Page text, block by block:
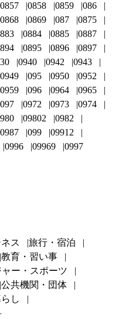
0857 0858 0859
086
0868 0869 087
0875
0884 0885
0887
0895 0896
0897
0940 0942
0943
0949 095 0950
0952
0959 096 0964
0965
097 0972 0973
0974
09802
0982
0987 099
09912
0996 09969 0997
ス
旅行・宿泊
教育・習い事
ャー・スポーツ
公共機関・団体
し